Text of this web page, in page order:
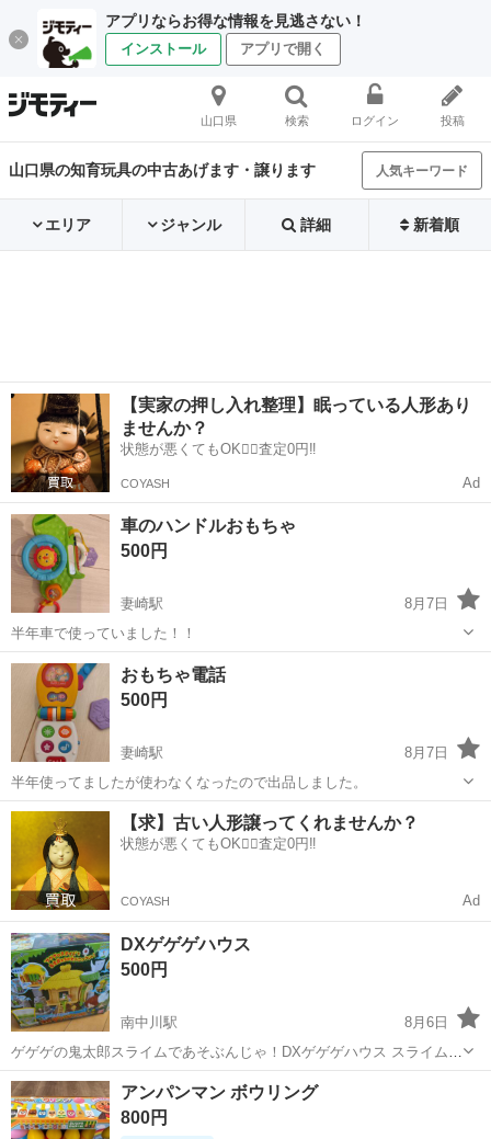
アプリならお得な情報を見逃さない！
インストール アプリで開く
山口県 検索 ログイン 投稿
山口県の知育玩具の中古あげます・譲ります 人気キーワード
エリア ジャンル 詳細 新着順
【実家の押し入れ整理】眠っている人形あり
ませんか？
状態が悪くてもOK🙆‍♀️査定0円‼️
COYASH Ad
車のハンドルおもちゃ
500円
妻崎駅
8月7日
半年車で使っていました！！
山口 宇部市 妻崎駅 おもちゃ
おもちゃ電話
500円
妻崎駅
8月7日
半年使ってましたが使わなくなったので出品しました。
山口 宇部市 妻崎駅 おもちゃ
【求】古い人形譲ってくれませんか？
状態が悪くてもOK🙆‍♀️査定0円‼️
COYASH Ad
DXゲゲゲハウス
500円
南中川駅
8月6日
ゲゲゲの鬼太郎スライムであそぶんじゃ！DXゲゲゲハウス スライム以
外の部品揃ってます。 うちの娘たちは、このおもちゃめちゃくちゃ楽
しかったそうです。よろしくお願いします。
山口 山陽小野田市 南中川駅 おもちゃ
アンパンマン ボウリング
800円